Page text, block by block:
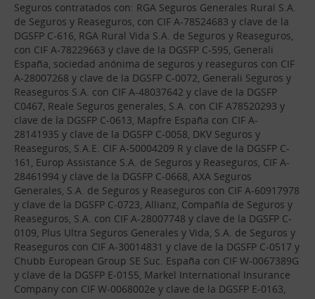
Seguros contratados con: RGA Seguros Generales Rural S.A.
de Seguros y Reaseguros, con CIF A-78524683 y clave de la
DGSFP C-616, RGA Rural Vida S.A. de Seguros y Reaseguros,
con CIF A-78229663 y clave de la DGSFP C-595, Generali
España, sociedad anónima de seguros y reaseguros con CIF
A-28007268 y clave de la DGSFP C-0072, Generali Seguros y
Reaseguros S.A. con CIF A-48037642 y clave de la DGSFP
C0467, Reale Seguros generales, S.A. con CIF A78520293 y
clave de la DGSFP C-0613, Mapfre España con CIF A-
28141935 y clave de la DGSFP C-0058, DKV Seguros y
Reaseguros, S.A.E. CIF A-50004209 R y clave de la DGSFP C-
161, Europ Assistance S.A. de Seguros y Reaseguros, CIF A-
28461994 y clave de la DGSFP C-0668, AXA Seguros
Generales, S.A. de Seguros y Reaseguros con CIF A-60917978
y clave de la DGSFP C-0723, Allianz, Compañía de Seguros y
Reaseguros, S.A. con CIF A-28007748 y clave de la DGSFP C-
0109, Plus Ultra Seguros Generales y Vida, S.A. de Seguros y
Reaseguros con CIF A-30014831 y clave de la DGSFP C-0517 y
Chubb European Group SE Suc. España con CIF W-0067389G
y clave de la DGSFP E-0155, Markel International Insurance
Company con CIF W-0068002e y clave de la DGSFP E-0163,